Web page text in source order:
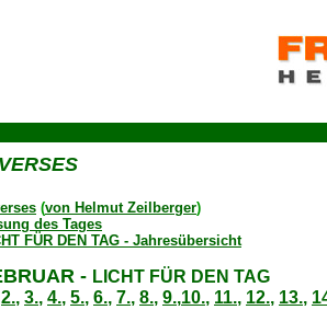
(von Helmut Zeilberger)
des Tages
FÜR DEN TAG - Jahresübersicht
- LICHT FÜR DEN TAG
2., 3., 4., 5., 6., 7., 8., 9.,10., 11., 12., 13.,